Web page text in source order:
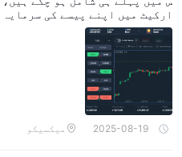
ارکیٹ میں اپنے پیسے کی
ہ لوگوں کو دھوکہ دیتے ہیں،
واپس کرتے جو آپ نے لگائی،
کچھ منافع حاصل کرنے اور
ے تھے۔ کیوں اب تک، کوئی اس
ھ کرنے میں کامیاب نہیں ہوا
دھوکہ دیتے رہتے ہیں جو ان کے
کہ ان کو جیل میں نہیں ڈالا جا
کو مجھے رہنمائی کرنے کی براہ
2025-08-19 میکسیکو